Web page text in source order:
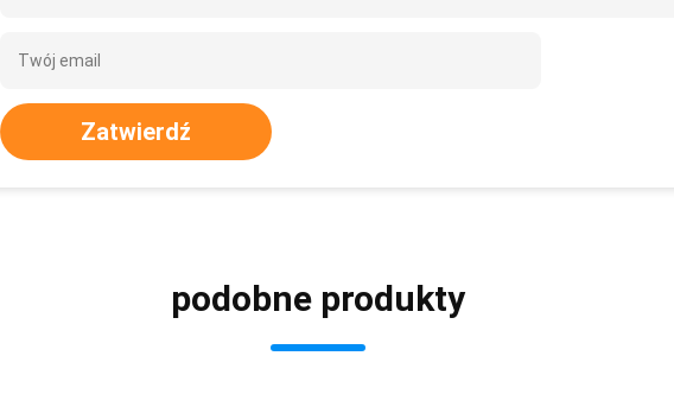
Zatwierdź
podobne produkty